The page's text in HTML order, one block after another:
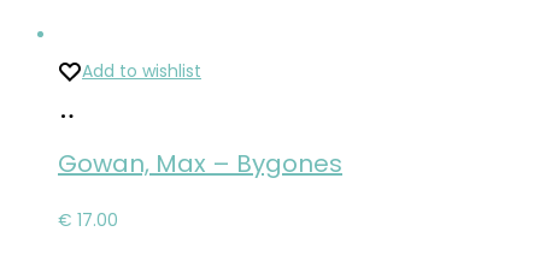
Add to wishlist
košíka
Gowan, Max – Bygones
€ 17.00